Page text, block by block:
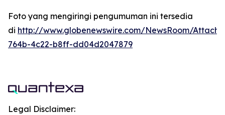
Foto yang mengiringi pengumuman ini tersedia
di http://www.globenewswire.com/NewsRoom/
764b-4c22-b8ff-dd04d2047879
Legal Disclaimer: